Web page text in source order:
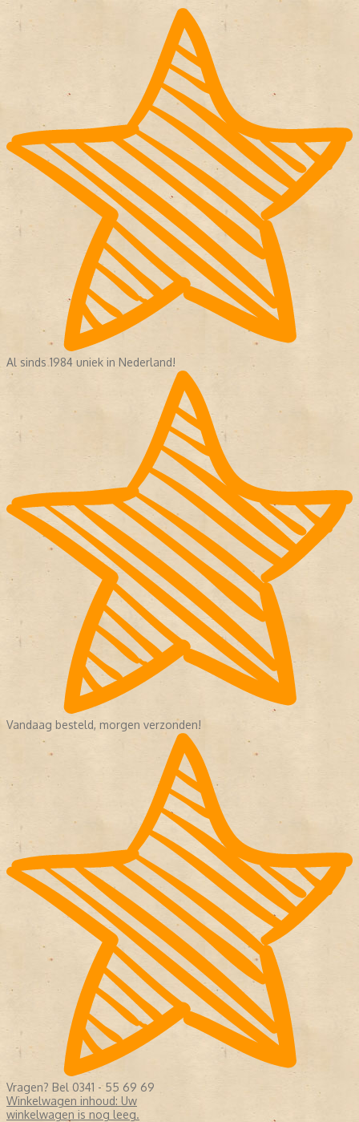
Al sinds 1984 uniek in Nederland!
Vandaag besteld, morgen verzonden!
Vragen? Bel 0341 - 55 69 69
Winkelwagen inhoud: Uw
winkelwagen is nog leeg.